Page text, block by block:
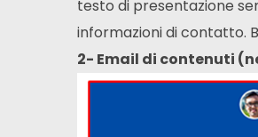
testo di presentazione
informazioni di contatto.
2- Email di contenuti